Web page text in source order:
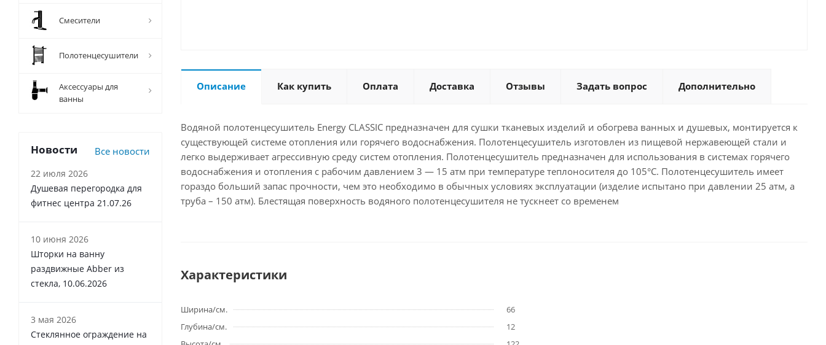
Описание Как купить Оплата Доставка Отзывы Задать вопрос Дополнительно
Водяной полотенцесушитель Energy CLASSIC предназначен для сушки тканевых изделий и обогрева ванных и душевых, монтируется к
существующей системе отопления или горячего водоснабжения. Полотенцесушитель изготовлен из пищевой нержавеющей стали и
легко выдерживает агрессивную среду систем отопления. Полотенцесушитель предназначен для использования в системах горячего
водоснабжения и отопления с рабочим давлением 3 — 15 атм при температуре теплоносителя до 105°С. Полотенцесушитель имеет
гораздо больший запас прочности, чем это необходимо в обычных условиях эксплуатации (изделие испытано при давлении 25 атм, а
труба – 150 атм). Блестящая поверхность водяного полотенцесушителя не тускнеет со временем
Характеристики
Ширина/см.
66
Глубина/см.
12
Смесители
Полотенцесушители
Аксессуары для
ванны
Новости Все новости
22 июля 2026
Душевая перегородка для
фитнес центра 21.07.26
10 июня 2026
Шторки на ванну
раздвижные Abber из
стекла, 10.06.2026
3 мая 2026
Стеклянное ограждение на